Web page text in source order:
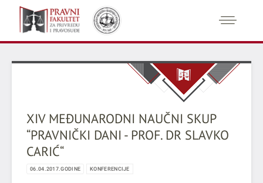
XIV MEĐUNARODNI NAUČNI SKUP
“PRAVNIČKI DANI - PROF. DR SLAVKO
CARIĆ“
06.04.2017.GODINE KONFERENCIJE